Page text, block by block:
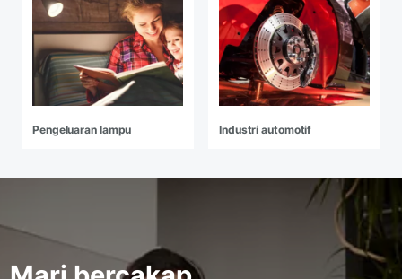
Pengeluaran lampu Industri automotif